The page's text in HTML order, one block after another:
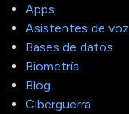
Apps
Asistentes de voz
Bases de datos
Biometría
Blog
Ciberguerra